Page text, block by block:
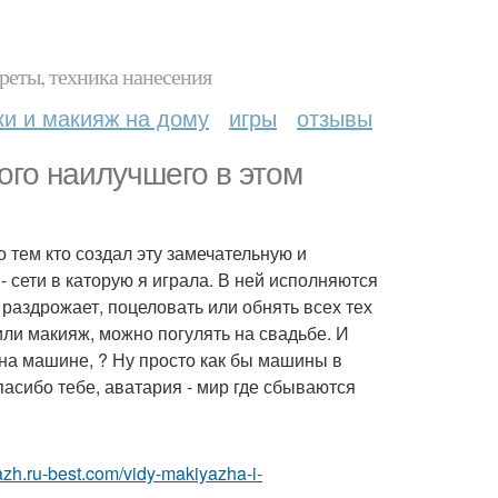
техника нанесения
и макияж на дому игры отзывы
наилучшего в этом
кто создал эту замечательную и
в каторую я играла. В ней исполняются
поцеловать или обнять всех тех
макияж, можно погулять на свадьбе. И
на машине, ? Ну просто как бы машины в
тебе, аватария - мир где сбываются
best.com/vidy-makiyazha-i-